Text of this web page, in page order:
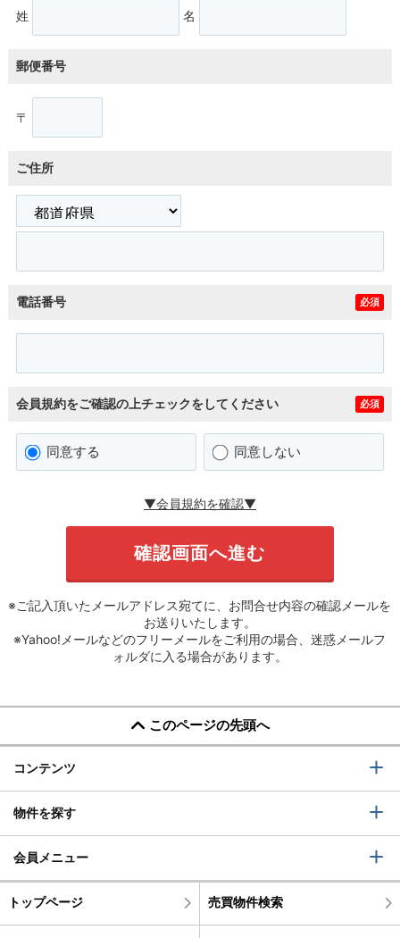
姓 名
郵便番号
〒
ご住所
電話番号 必須
会員規約をご確認の上チェックをしてください 必須
同意する 同意しない
▼会員規約を確認▼
※ご記入頂いたメールアドレス宛てに、お問合せ内容の確認メールを
お送りいたします。
※Yahoo!メールなどのフリーメールをご利用の場合、迷惑メールフ
ォルダに入る場合があります。
このページの先頭へ
コンテンツ
物件を探す
会員メニュー
トップページ 売買物件検索